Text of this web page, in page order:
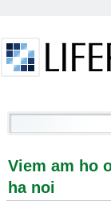
Viem am ho o
Viem am ho
ha noi